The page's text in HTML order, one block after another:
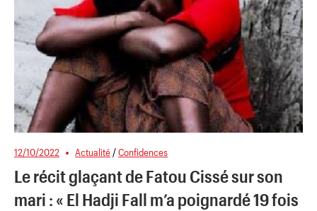
12/10/2022 Actualité /Confidences
Le récit glaçant de Fatou Cissé sur son
mari : « El Hadji Fall m’a poignardé 19 fois